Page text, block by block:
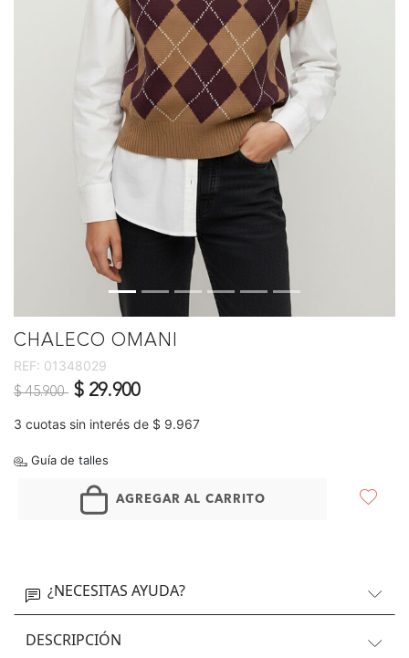
CHALECO OMANI
REF: 01348029
Precio reducido de
$ 45.900 a$ 29.900
3 cuotas sin interés de $ 9.967
Guía de talles
AGREGAR AL CARRITO
¿NECESITAS AYUDA?
DESCRIPCIÓN